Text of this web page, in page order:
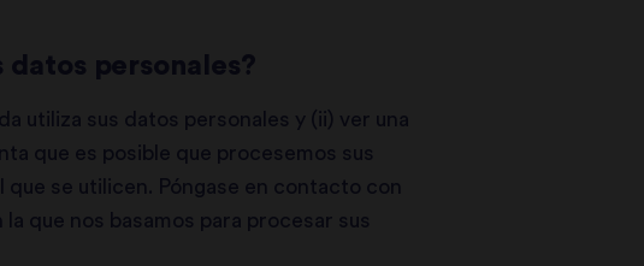
personales?
utiliza sus datos personales y (ii) ver una
que es posible que procesemos sus
se utilicen. Póngase en contacto con
que nos basamos para procesar sus